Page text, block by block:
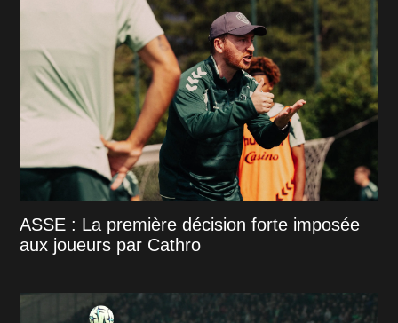
ASSE : La première décision forte imposée
aux joueurs par Cathro